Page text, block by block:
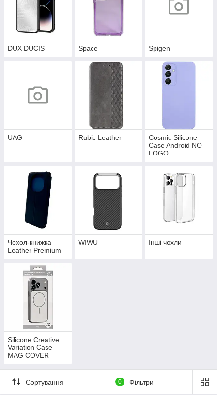
DUX DUCIS Space Spigen
UAG Rubic Leather
Cosmic Silicone
Case Android NO
LOGO
Чохол-книжка
Leather Premium
WIWU Інші чохли
Silicone Creative
Variation Case
MAG COVER
Сортування 0 Фільтри